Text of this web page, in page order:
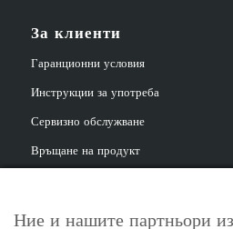
За клиенти
Гаранционни условия
Инструкции за употреба
Сервизно обслужване
Връщане на продукт
Ние и нашите партньори